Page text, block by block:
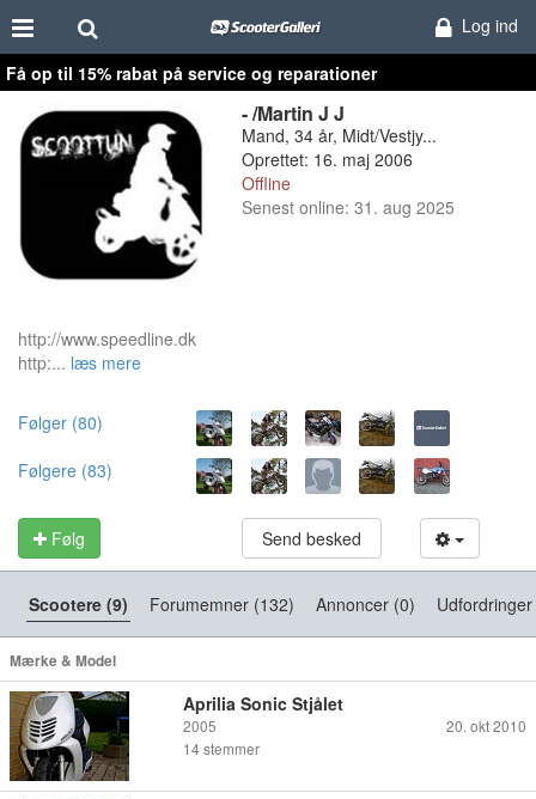
Log ind
Få op til 15% rabat på service og reparationer
- /Martin J J
Mand, 34 år, Midt/Vestjy...
Oprettet: 16. maj 2006
Offline
Senest online: 31. aug 2025
http://www.speedline.dk
http:... læs mere
Følger (80)
Følgere (83)
Følg Send besked
Scootere (9) Forumemner (132) Annoncer (0)
Mærke & Model
Aprilia Sonic Stjålet
2005
20. okt 2010
14 stemmer